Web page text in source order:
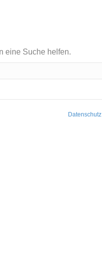
eine Suche helfen.
Datenschutz